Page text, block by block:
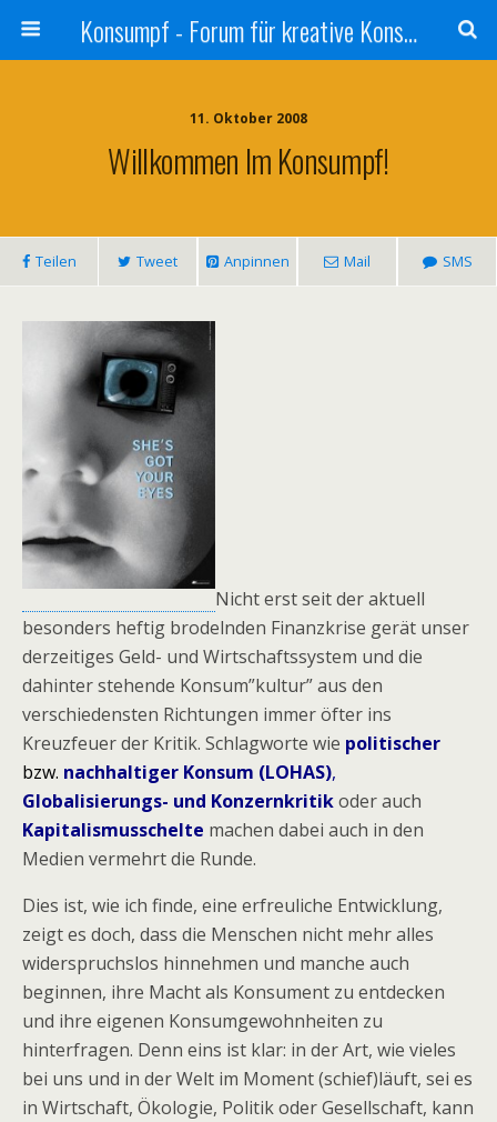
Konsumpf - Forum für kreative Konsumkritik - Culture Jamming, Nachhaltigkeit, Konzernkritik, Adbusting
11. Oktober 2008
Willkommen Im Konsumpf!
Teilen Tweet Anpinnen Mail SMS
Nicht erst seit der aktuell
besonders heftig brodelnden Finanzkrise gerät unser
derzeitiges Geld- und Wirtschaftssystem und die
dahinter stehende Konsum”kultur” aus den
verschiedensten Richtungen immer öfter ins
Kreuzfeuer der Kritik. Schlagworte wie politischer
bzw. nachhaltiger Konsum (LOHAS),
Globalisierungs- und Konzernkritikoder auch
Kapitalismusschelte machen dabei auch in den
Medien vermehrt die Runde.
Dies ist, wie ich finde, eine erfreuliche Entwicklung,
zeigt es doch, dass die Menschen nicht mehr alles
widerspruchslos hinnehmen und manche auch
beginnen, ihre Macht als Konsument zu entdecken
und ihre eigenen Konsumgewohnheiten zu
hinterfragen. Denn eins ist klar: in der Art, wie vieles
bei uns und in der Welt im Moment (schief)läuft, sei es
in Wirtschaft, Ökologie, Politik oder Gesellschaft, kann